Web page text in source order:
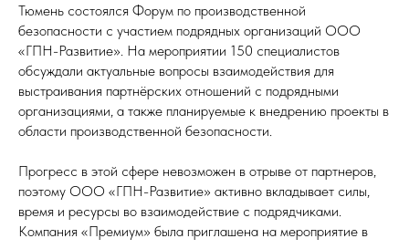
Тюмень состоялся Форум по производственной
безопасности с участием подрядных организаций ООО
«ГПН-Развитие». На мероприятии 150 специалистов
обсуждали актуальные вопросы взаимодействия для
выстраивания партнёрских отношений с подрядными
организациями, а также планируемые к внедрению проекты в
области производственной безопасности.
Прогресс в этой сфере невозможен в отрыве от партнеров,
поэтому ООО «ГПН-Развитие» активно вкладывает силы,
время и ресурсы во взаимодействие с подрядчиками.
Компания «Премиум» была приглашена на мероприятие в